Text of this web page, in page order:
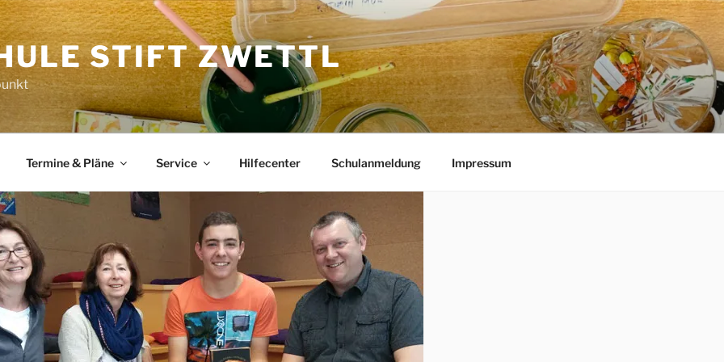
Termine & Pläne Service Hilfecenter Schulanmeldung Impressum
STIFT ZWETTL